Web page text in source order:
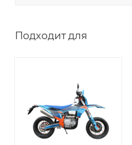
Подходит для